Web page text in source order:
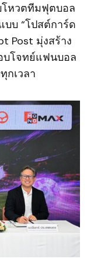
โหวตทีมฟุตบอล
บบ “โปสต์การ์ด
Post มุ่งสร้าง
บโจทย์แฟนบอล
กเวลา